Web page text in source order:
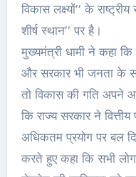
विकास लक्ष्यों’’ के
शीर्ष स्थान’’ पर है।
मुख्यमंत्री धामी ने कहा
और सरकार भी जनता के
तो विकास की गति अपने
कि राज्य सरकार ने
अधिकतम प्रयोग पर बल
करते हुए कहा कि सभी